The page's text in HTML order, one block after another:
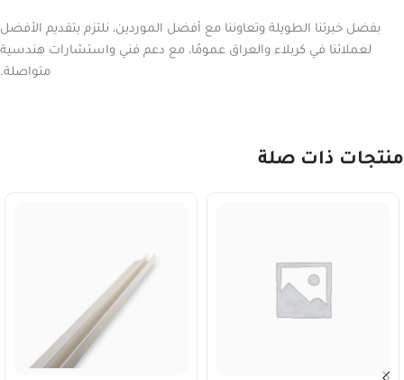
بفضل خبرتنا الطويلة وتعاوننا مع أفضل الموردين، نلتزم بتقديم الأفضل
لعملائنا في كربلاء والعراق عمومًا، مع دعم فني واستشارات هندسية
متواصلة.
منتجات ذات صلة